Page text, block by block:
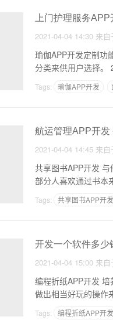
上门护理服务
2021-04-04 14:30 来自
瑜伽APP开发定制功能介绍 1、瑜伽分类：，APP可以分成印度瑜伽、入门瑜伽、孕妇
分类来供用户选择。
Tags: 瑜伽APP开发
航运管理APP开发
2021-04-04 14:45 来自
共享图书APP开发 与他人分享更多的书籍 书籍是人类进
部分人喜欢通过书本
Tags: 共享图书APP开发
开发一个软件多少
2021-04-04 15:00 来自
编程折纸APP开发 培养新一代儿童 编程折纸APP开发为用户附带了
做出相当好玩的操作
Tags: 编程折纸APP开发